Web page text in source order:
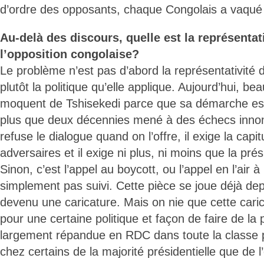
d’ordre des opposants, chaque Congolais a
Au-delà des discours, quelle est la
l’opposition congolaise?
Le problème n’est pas d’abord la représentativité
plutôt la politique qu’elle applique. Aujourd’hui,
moquent de Tshisekedi parce que sa démarche
plus que deux décennies mené à des échecs
refuse le dialogue quand on l’offre, il exige la
adversaires et il exige ni plus, ni moins que la
Sinon, c’est l’appel au boycott, ou l’appel en l’air
simplement pas suivi. Cette pièce se joue déjà
devenu une caricature. Mais on nie que cette
pour une certaine politique et façon de faire de la
largement répandue en RDC dans toute la classe
chez certains de la majorité présidentielle que de